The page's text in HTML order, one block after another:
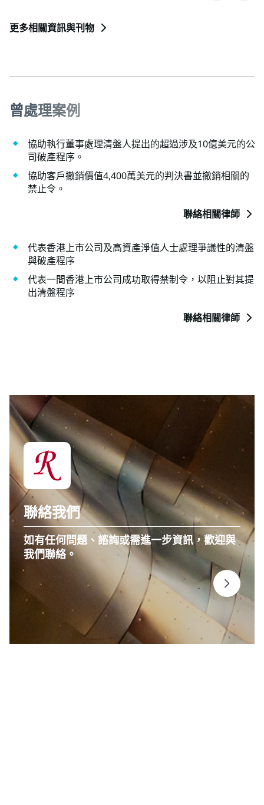
更多相關資訊與刊物
曾處理案例
協助執行董事處理清盤人提出的超過涉及10億美元的公
司破產程序。
協助客戶撤銷價值4,400萬美元的判決書並撤銷相關的
禁止令。
聯絡相關律師
代表香港上市公司及高資產淨值人士處理爭議性的清盤
與破產程序
代表一間香港上市公司成功取得禁制令，以阻止對其提
出清盤程序
聯絡相關律師
聯絡我們
如有任何問題、諮詢或需進一步資訊，歡迎與
我們聯絡。